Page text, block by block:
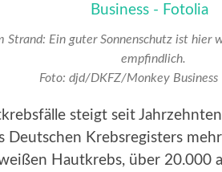
Strand: Ein guter Sonnenschutz ist hier
empfindlich.
Foto: djd/DKFZ/Monkey Business
steigt seit
Deutschen Krebsregisters
Hautkrebs, über 20.000